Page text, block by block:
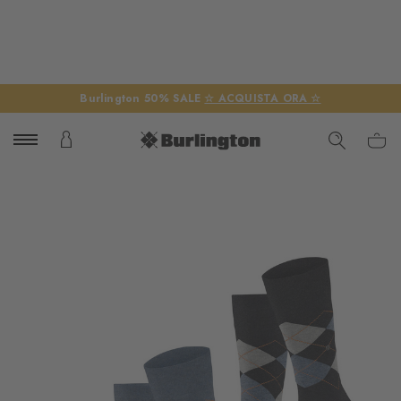
Burlington 50% SALE ☆ ACQUISTA ORA ☆